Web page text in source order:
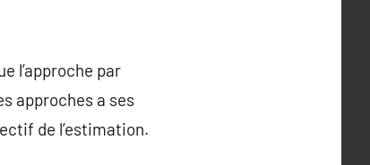
l’approche par
approches a ses
de l’estimation.